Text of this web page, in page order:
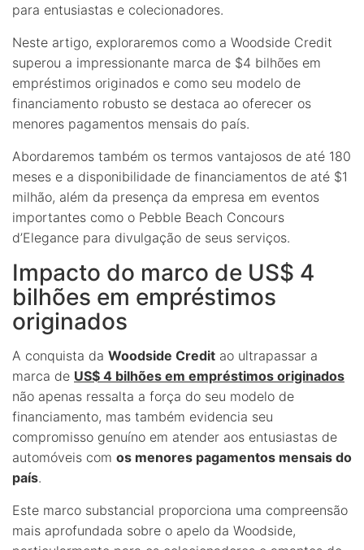
para entusiastas e colecionadores.
Neste artigo, exploraremos como a Woodside Credit
superou a impressionante marca de $4 bilhões em
empréstimos originados e como seu modelo de
financiamento robusto se destaca ao oferecer os
menores pagamentos mensais do país.
Abordaremos também os termos vantajosos de até 180
meses e a disponibilidade de financiamentos de até $1
milhão, além da presença da empresa em eventos
importantes como o Pebble Beach Concours
d’Elegance para divulgação de seus serviços.
Impacto do marco de US$ 4
bilhões em empréstimos
originados
A conquista da Woodside Credit ao ultrapassar a
marca de US$ 4 bilhões em empréstimos originados
não apenas ressalta a força do seu modelo de
financiamento, mas também evidencia seu
compromisso genuíno em atender aos entusiastas de
automóveis com os menores pagamentos mensais do
país.
Este marco substancial proporciona uma compreensão
mais aprofundada sobre o apelo da Woodside,